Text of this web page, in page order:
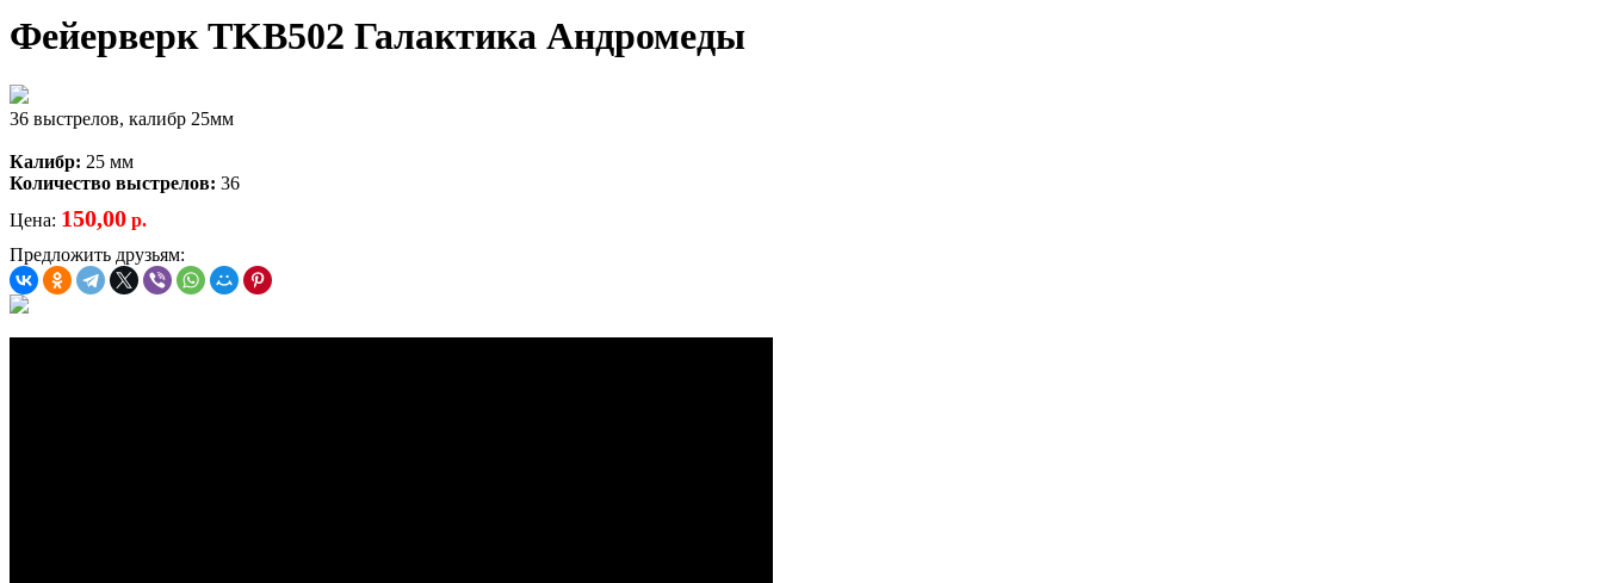
Фейерверк TKB502 Галактика Андромеды
36 выстрелов, калибр 25мм
Калибр: 25 мм
Количество выстрелов: 36
Цена: 150,00 р.
Предложить друзьям: